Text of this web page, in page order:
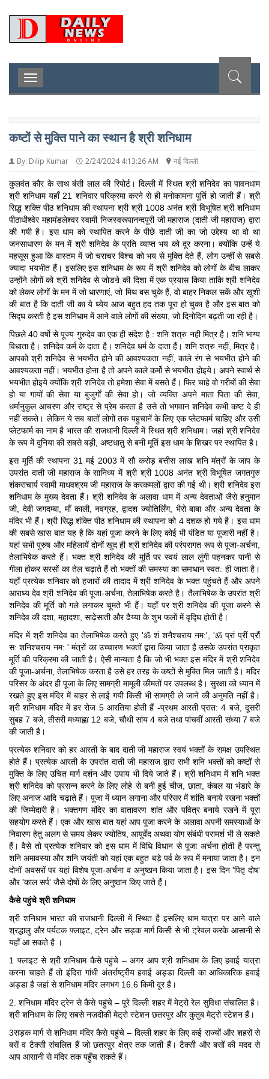
Toggle
navigation
कष्टों से मुक्ति पाने का स्थान है श्री शनिधाम
By: Dilip Kumar 2/24/2024 4:13:26 AM नई दिल्ली
कुलवंत कौर के साथ बंसी लाल की रिपोर्ट। दिल्ली में स्थित श्री शनिदेव का पावनधाम
श्री शनिधाम यहाँ 21 शनिवार परिक्रमा करने से ही मनोकामना पूर्ति हो जाती हैं। श्री
सिद्ध शक्ति पीठ शनिधाम की स्थापना श्री श्री 1008 अनंत श्री विभूषित श्री शनिधाम
पीठाधीश्वेर महामंडलेश्वर स्वामी निजस्वरूपानन्दपुरी जी महाराज (दाती जी महाराज) द्वारा
की गयी है। इस धाम को स्थापित करने के पीछे दाती जी का जो उद्देश्य था वो था
जनसाधारण के मन में श्री शनिदेव के प्रति व्याप्त भय को दूर करना। क्योंकि उन्हें ये
महसूस हुआ कि वास्तम में जो चराचर विश्च को भय से मुक्ति देते हैं, लोग उन्हीं से सबसे
ज्यादा भयभीत हैं। इसलिए इस शनिधाम के रूप में श्री शनिदेव को लोगों के बीच लाकर
उन्होंने लोगों को श्री शनिदेव से जोडऩे की दिशा में एक प्रयास किया ताकि श्री शनिदेव
को लेकर लोगों के मन में जो धारणाएं, जो मिथ बस चुके हैं, वो बाहर निकल सकें और खुशी
की बात है कि दाती जी का ये ध्येय आज बहुत हद तक पूरा हो चुका है और इस बात को
सिद्घ करती है इस शनिधाम में आने वाले लोगों की संख्या, जो दिनोदिन बढ़ती जा रही है।
पिछले 40 वर्षो से पूज्य गुरुदेव का एक ही संदेश है : शनि शत्रु नही मित्र है। शनि भाग्य
विधाता है। शनिदेव कर्म के दाता है। शनिदेव धर्म के दाता हैं। शनि शत्रु नहीं, मित्र है।
आपको श्री शनिदेव से भयभीत होने की आवश्यकता नहीं, काले रंग से भयभीत होने की
आवश्यकता नहीं। भयभीत होना है तो अपने काले कर्मो से भयभीत होइये। अपने स्वार्थ से
भयभीत होइये क्योंकि श्री शनिदेव तो हमेशा सेवा में बसते हैं। फिर चाहे वो गरीबों की सेवा
हो या गायों की सेवा या बुजुर्गों की सेवा हो। जो व्यक्ति अपने माता पिता की सेवा,
धर्मानुकुल आचरण और राष्ट्र से प्रेम करता है उसे तो भगवान शनिदेव कभी कष्ट दे ही
नहीं सकते। लेकिन ये सब बातों लोगों तक पहुचानें के लिए एक प्लेटफार्म चाहिए और उसी
प्लेटफार्म का नाम है भारत की राजधानी दिल्ली में स्थित श्री शनिधाम। जहां श्री शनिदेव
के रूप में दुनिया की सबसे बड़ी, अष्टधातु से बनी मूर्ति इस धाम के शिखर पर स्थापित है।
इस मूर्ति की स्थापना 31 मई 2003 में सौ करोड़ बत्तीस लाख शनि मंत्रों के जाप के
उपरांत दाती जी महाराज के सानिध्य में श्री श्री 1008 अनंत श्री विभूषित जगतगुरु
शंकराचार्य स्वामी माधवश्रम जी महाराज के करकमलों द्वारा की गई थी। श्री शनिदेव इस
शनिधाम के मुख्य देवता हैं। श्री शनिदेव के अलावा धाम में अन्य देवताओं जैसे हनुमान
जी, देवी जगदम्बा, माँ काली, नवग्रह, द्वादश ज्योतिर्लिंग, भैरो बाबा और अन्य देवता के
मंदिर भी हैं। श्री सिद्ध शंक्ति पीठ शनिधाम की स्थापना को 4 दशक हो गये है। इस धाम
की सबसे खास बात यह है कि यहां पूजा करने के लिए कोई भी पंडित या पुजारी नहीं है।
यहां सभी पुरुष और महिलायें दोनों खुद ही श्री शनिदेव की परंपरागत रूप से पूजा-अर्चना,
तेलाभिषेक करते हैं। भक्त श्री शनिदेव की मूर्ति पर स्वयं लाल लुंगी पहनकर पानी से
गीला होकर सरसों का तेल चढ़ाते हैं तो भक्तों की समस्या का समाधान स्वत: ही जाता है।
यहाँ प्रत्येक शनिवार को हजारों की तादाद में श्री शनिदेव के भक्त पहुंचते हैं और अपने
आराध्य देव श्री शनिदेव की पूजा-अर्चना, तेलाभिषेक करते है। तैलाभिषेक के उपरांत श्री
शनिदेव की मूर्ति को गले लगाकर चूमते भी हैं। यहाँ पर श्री शनिदेव की पूजा करने से
शनिदेव की दशा, महादशा, साढ़ेसाती और ढैय्या के शुभ फलों में वृद्घि होती है।
मंदिर में श्री शनिदेव का तेलाभिषेक करते हुए 'ॐ शं शनैश्चराय नम:', 'ॐ प्रां प्रीं प्रौं
स: शनिश्चराय नम: ' मंत्रों का उच्चारण भक्तों द्वारा किया जाता है उसके उपरांत प्राकृत
मूर्ति की परिक्रमा की जाती है। ऐसी मान्यता है कि जो भी भक्त इस मंदिर में श्री शनिदेव
की पूजा-अर्चना, तेलाभिषेक करता है उसे हर तरह के कष्टों से मुक्ति मिल जाती है। मंदिर
परिसर के अंदर ही पूजा के लिए सामग्री मामूली कीमतों पर उपलब्ध है। सुरक्षा को ध्यान में
रखते हुए इस मंदिर में बाहर से लाई गयी किसी भी सामग्री ले जाने की अनुमति नहीं है।
श्री शनिधाम मंदिर में हर रोज 5 आरतिया होती हैं -प्रथम आरती प्रात: 4 बजे, दूसरी
सुबह 7 बजे, तीसरी मध्याह्नï 12 बजे, चौथी सांय 4 बजे तथा पांचवीं आरती संध्या 7 बजे
की जाती है।
प्रत्येक शनिवार को हर आरती के बाद दाती जी महाराज स्वयं भक्तों के समक्ष उपस्थित
होते हैं। प्रत्येक आरती के उपरांत दाती जी महाराज द्वारा सभी शनि भक्तों को कष्टों से
मुक्ति के लिए उचित मार्ग दर्शन और उपाय भी दिये जाते हैं। श्री शनिधाम में शनि भक्त
श्री शनिदेव को प्रसन्न करने के लिए लोहे से बनी हुई चीज, छाता, कंबल या भंडारे के
लिए अनाज आदि चढ़ाते हैं। पूजा में ध्यान लगाना और परिसर में शांति बनाये रखना भक्तों
की जिम्मेदारी है। भक्तगण मंदिर का वातावरण शांत और पवित्र बनाये रखने में पूरा
सहयोग करते हैं। एक और खास बात यहां आप पूजा करने के अलावा अपनी समस्याओं के
निवारण हेतु अलग से समय लेकर ज्योतिष, आयुर्वेद अथवा योग संबंधी परामर्श भी ले सकते
हैं। वैसे तो प्रत्येक शनिवार को इस धाम में विधि विधान से पूजा अर्चना होती है परन्तु
शनि अमावस्या और शनि जयंती को यहां एक बहुत बड़े पर्व के रूप में मनाया जाता है। इन
दोनों अवसरों पर यहां विशेष पूजा-अर्चना व अनुष्ठान किया जाता है। इस दिन 'पितृ दोष'
और 'काल सर्प' जैसे दोषों के लिए अनुष्ठान किए जाते हैं।
कैसे पहुंचे श्री शनिधाम
श्री शनिधाम भारत की राजधानी दिल्ली में स्थित है इसलिए धाम यात्रा पर आने वाले
श्रद्धालु और पर्यटक फ्लाइट, ट्रेन और सड़क मार्ग किसी से भी ट्रेवल करके आसानी से
यहाँ आ सकते है ।
1 फ्लाइट से श्री शनिधाम कैसे पहुंचे – अगर आप श्री शनिधाम के लिए हवाई यात्रा
करना चाहते हैं तो इंदिरा गांधी अंतर्राष्ट्रीय हवाई अड्डा दिल्ली का आधिकारिक हवाई
अड्डा है जहां से शनिधाम मंदिर लगभग 16.6 किमी दूर है।
2. शनिधाम मंदिर ट्रेन से कैसे पहुंचे – पूरे दिल्ली शहर में मेट्रो रेल सुविधा संचालित है।
श्री शनिधाम के लिए सबसे नज़दीकी मेट्रो स्टेशन छतरपुर और कुतुब मेट्रो स्टेशन हैं।
3सड़क मार्ग से शनिधाम मंदिर कैसे पहुंचे – दिल्ली शहर के लिए कई राज्यों और शहरों से
बसें व टैक्सी संचलित हैं जो छतरपुर क्षेत्र तक जाती हैं। टैक्सी और बसों की मदद से
आप आसानी से मंदिर तक पहुँच सकते हैं।